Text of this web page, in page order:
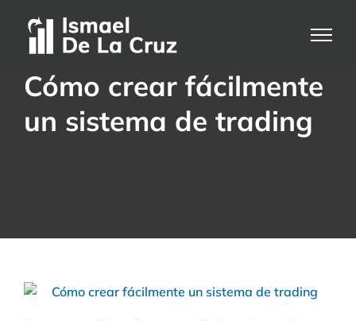
Cómo crear fácilmente
un sistema de trading